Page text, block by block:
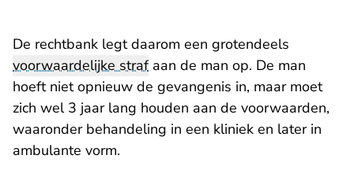
De rechtbank legt daarom een grotendeels
voorwaardelijke strafaan de man op. De man
hoeft niet opnieuw de gevangenis in, maar moet
zich wel 3 jaar lang houden aan de voorwaarden,
waaronder behandeling in een kliniek en later in
ambulante vorm.